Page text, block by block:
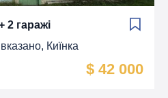
2 гаражі
Киїнка
$ 42 000